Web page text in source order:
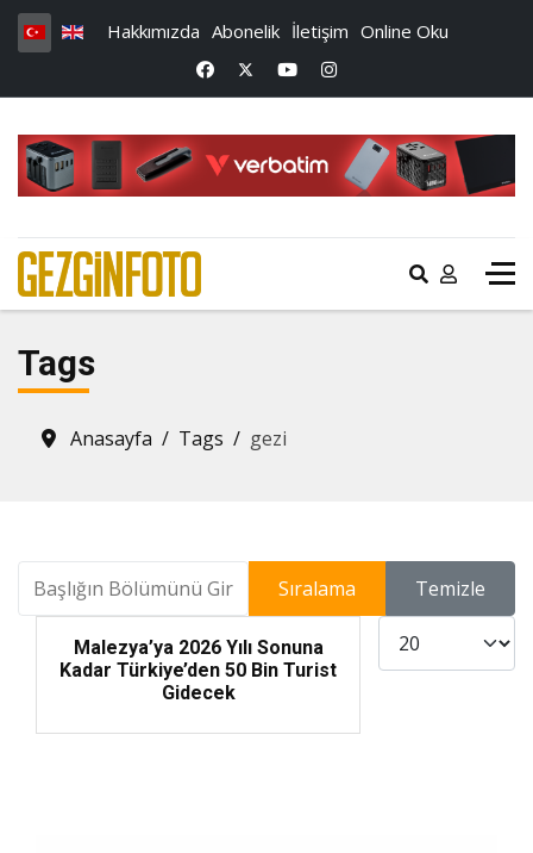
Hakkımızda Abonelik İletişim Online Oku
Tags
Anasayfa Tags gezi
Başlığın Bölümünü Girin Sıralama
Temizle
Göster #
Malezya’ya 2026 Yılı Sonuna
Kadar Türkiye’den 50 Bin Turist
Gidecek